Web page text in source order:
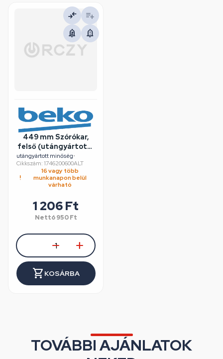
449 mm Szórókar,
felső (utángyártott)
BEKO,
ELEKTRABREGENZ
LOUIS AXTON
mosogatógép
utángyártott minőség•
Cikkszám: 1746200600ALT
16 vagy több
munkanapon belül
várható
1 206 Ft
Nettó 950 Ft
KOSÁRBA
TOVÁBBI AJÁNLATOK